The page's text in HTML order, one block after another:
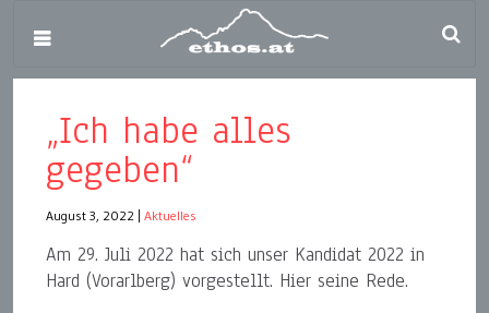
„Ich habe alles
gegeben“
August 3, 2022 Aktuelles
Am 29. Juli 2022 hat sich unser Kandidat 2022 in
Hard (Vorarlberg) vorgestellt. Hier seine Rede.